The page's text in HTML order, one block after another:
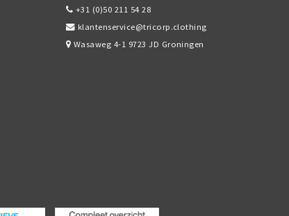
+31 (0)50 211 54 28
klantenservice@tricorp.clothing
Wasaweg 4-1 9723 JD Groningen